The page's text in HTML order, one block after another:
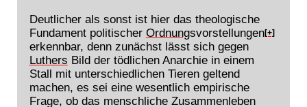
Deutlicher als sonst ist hier das theologische
Fundament politischer Ordnungsvorstellungen[+]
erkennbar, denn zunächst lässt sich gegen
Luthers Bild der tödlichen Anarchie in einem
Stall mit unterschiedlichen Tieren geltend
machen, es sei eine wesentlich empirische
Frage, ob das menschliche Zusammenleben